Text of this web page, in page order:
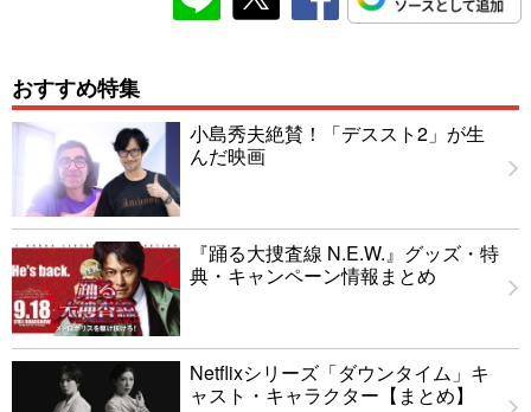
おすすめ特集
小島秀夫絶賛！「デススト2」が生
んだ映画
『踊る大捜査線 N.E.W.』グッズ・特
典・キャンペーン情報まとめ
Netflixシリーズ「ダウンタイム」キ
ャスト・キャラクター【まとめ】